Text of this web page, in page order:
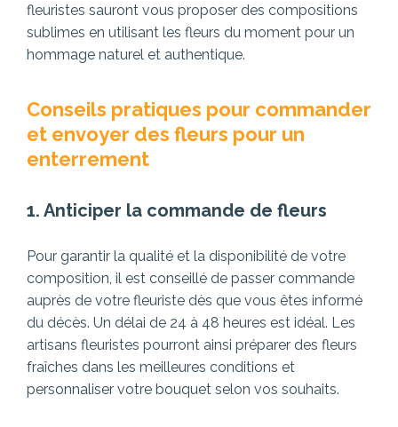
fleuristes sauront vous proposer des compositions
sublimes en utilisant les fleurs du moment pour un
hommage naturel et authentique.
Conseils pratiques pour commander
et envoyer des fleurs pour un
enterrement
1. Anticiper la commande de fleurs
Pour garantir la qualité et la disponibilité de votre
composition, il est conseillé de passer commande
auprès de votre fleuriste dès que vous êtes informé
du décès. Un délai de 24 à 48 heures est idéal. Les
artisans fleuristes pourront ainsi préparer des fleurs
fraîches dans les meilleures conditions et
personnaliser votre bouquet selon vos souhaits.